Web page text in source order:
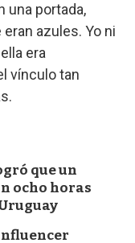
una portada,
azules. Yo ni
era
vínculo tan
que un
ocho horas